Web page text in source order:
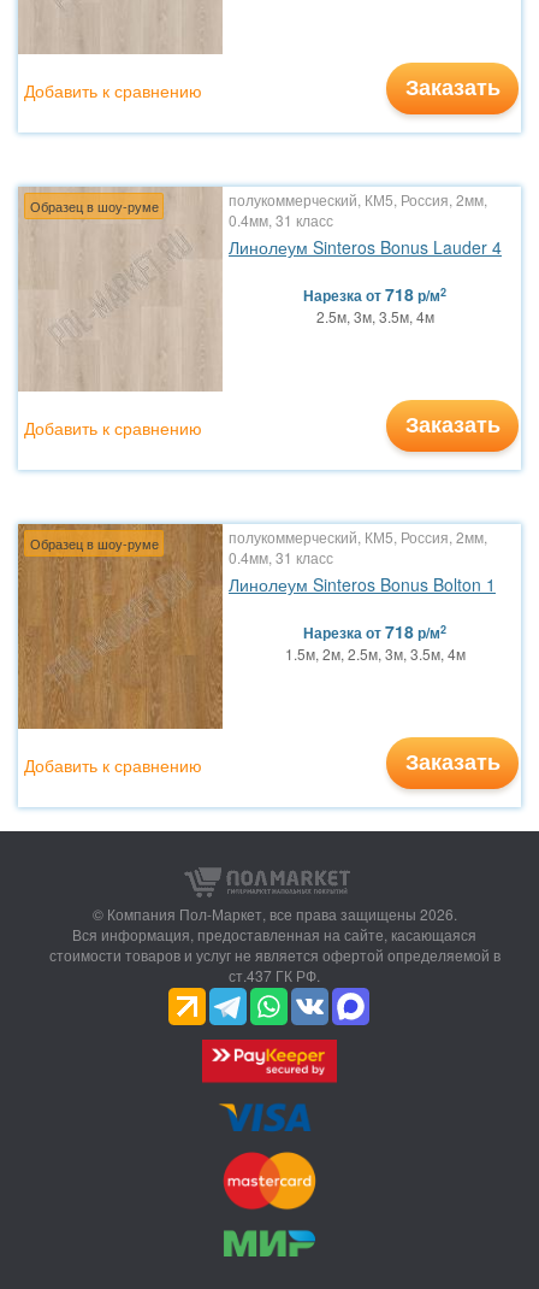
Заказать
Добавить к сравнению
Образец в шоу-руме
полукоммерческий, КМ5, Россия, 2мм,
0.4мм, 31 класс
Линолеум Sinteros Bonus Lauder 4
Нарезкаот718р/м2
2.5м, 3м, 3.5м, 4м
Заказать
Добавить к сравнению
Образец в шоу-руме
полукоммерческий, КМ5, Россия, 2мм,
0.4мм, 31 класс
Линолеум Sinteros Bonus Bolton 1
Нарезкаот718р/м2
1.5м, 2м, 2.5м, 3м, 3.5м, 4м
Заказать
Добавить к сравнению
© Компания Пол-Маркет, все права защищены 2026.
Вся информация, предоставленная на сайте, касающаяся
стоимости товаров и услуг не является офертой определяемой в
ст.437 ГК РФ.